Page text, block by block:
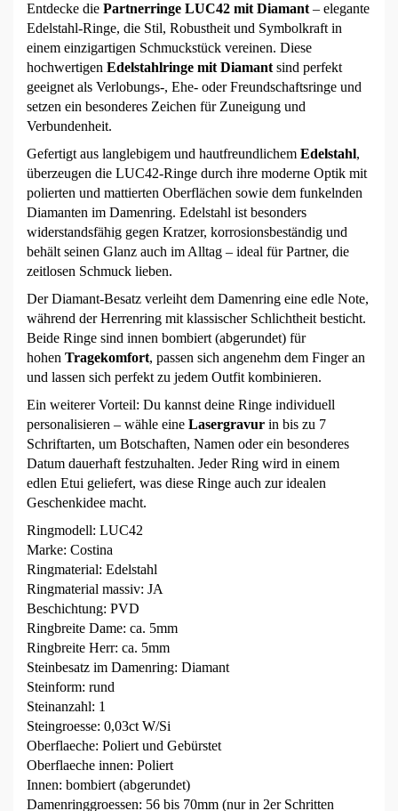
Entdecke die Partnerringe LUC42 mit Diamant – elegante
Edelstahl-Ringe, die Stil, Robustheit und Symbolkraft in
einem einzigartigen Schmuckstück vereinen. Diese
hochwertigen Edelstahlringe mit Diamant sind perfekt
geeignet als Verlobungs-, Ehe- oder Freundschaftsringe und
setzen ein besonderes Zeichen für Zuneigung und
Verbundenheit.
Gefertigt aus langlebigem und hautfreundlichem Edelstahl,
überzeugen die LUC42-Ringe durch ihre moderne Optik mit
polierten und mattierten Oberflächen sowie dem funkelnden
Diamanten im Damenring. Edelstahl ist besonders
widerstandsfähig gegen Kratzer, korrosionsbeständig und
behält seinen Glanz auch im Alltag – ideal für Partner, die
zeitlosen Schmuck lieben.
Der Diamant-Besatz verleiht dem Damenring eine edle Note,
während der Herrenring mit klassischer Schlichtheit besticht.
Beide Ringe sind innen bombiert (abgerundet) für
hohen Tragekomfort, passen sich angenehm dem Finger an
und lassen sich perfekt zu jedem Outfit kombinieren.
Ein weiterer Vorteil: Du kannst deine Ringe individuell
personalisieren – wähle eine Lasergravur in bis zu 7
Schriftarten, um Botschaften, Namen oder ein besonderes
Datum dauerhaft festzuhalten. Jeder Ring wird in einem
edlen Etui geliefert, was diese Ringe auch zur idealen
Geschenkidee macht.
Ringmodell: LUC42
Marke: Costina
Ringmaterial: Edelstahl
Ringmaterial massiv: JA
Beschichtung: PVD
Ringbreite Dame: ca. 5mm
Ringbreite Herr: ca. 5mm
Steinbesatz im Damenring: Diamant
Steinform: rund
Steinanzahl: 1
Steingroesse: 0,03ct W/Si
Oberflaeche: Poliert und Gebürstet
Oberflaeche innen: Poliert
Innen: bombiert (abgerundet)
Damenringgroessen: 56 bis 70mm (nur in 2er Schritten